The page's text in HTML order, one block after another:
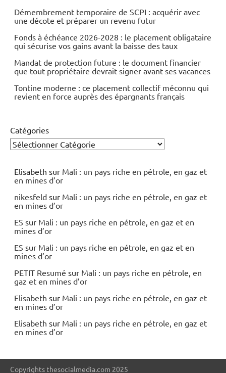
Démembrement temporaire de SCPI : acquérir avec
une décote et préparer un revenu futur
Fonds à échéance 2026-2028 : le placement obligataire
qui sécurise vos gains avant la baisse des taux
Mandat de protection future : le document financier
que tout propriétaire devrait signer avant ses vacances
Tontine moderne : ce placement collectif méconnu qui
revient en force auprès des épargnants français
Catégories
Elisabeth sur Mali : un pays riche en pétrole, en gaz et
en mines d’or
nikesfeld sur Mali : un pays riche en pétrole, en gaz et
en mines d’or
ES sur Mali : un pays riche en pétrole, en gaz et en
mines d’or
ES sur Mali : un pays riche en pétrole, en gaz et en
mines d’or
PETIT Resumé sur Mali : un pays riche en pétrole, en
gaz et en mines d’or
Elisabeth sur Mali : un pays riche en pétrole, en gaz et
en mines d’or
Elisabeth sur Mali : un pays riche en pétrole, en gaz et
en mines d’or
Copyrights thesocialmedia.com 2025